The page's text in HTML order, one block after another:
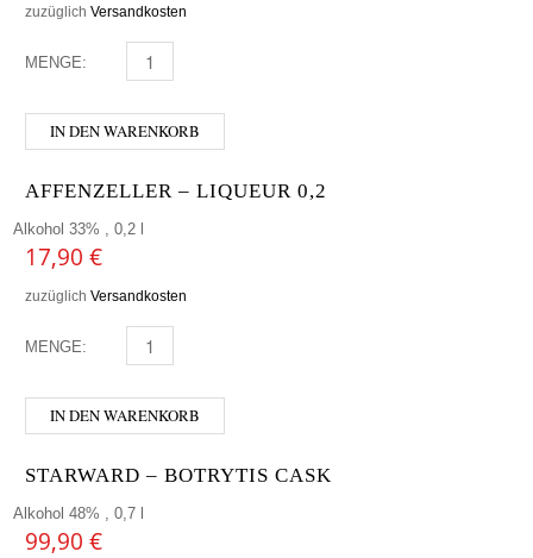
zuzüglich Versandkosten
MENGE: JOHNNIE WALKER - BLUE LABEL MENGE
IN DEN WARENKORB
AFFENZELLER – LIQUEUR 0,2
Alkohol 33% , 0,2 l
17,90 €
zuzüglich Versandkosten
MENGE: AFFENZELLER - LIQUEUR 0,2 MENGE
IN DEN WARENKORB
STARWARD – BOTRYTIS CASK
Alkohol 48% , 0,7 l
99,90 €